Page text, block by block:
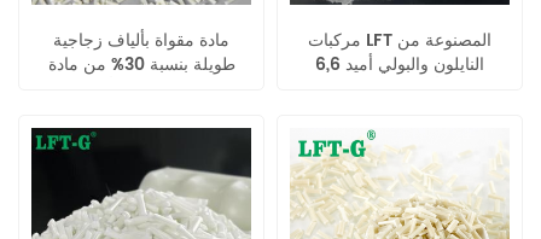
مادة مقواة بألياف زجاجية
طويلة بنسبة 30% من مادة
مركبات LFT المصنوعة من
النايلون والبولي أميد 6,6